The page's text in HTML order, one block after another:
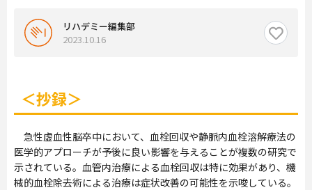
リハデミー編集部
2023.10.16
＜抄録＞
急性虚血性脳卒中において、血栓回収や静脈内血栓溶解療法の
医学的アプローチが予後に良い影響を与えることが複数の研究で
示されている。血管内治療による血栓回収は特に効果があり、機
械的血栓除去術による治療は症状改善の可能性を示唆している。